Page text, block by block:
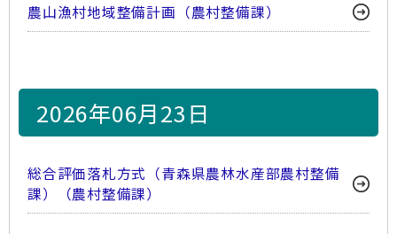
農山漁村地域整備計画（農村整備課）
2026年06月23日
総合評価落札方式（青森県農林水産部農村整備
課）（農村整備課）